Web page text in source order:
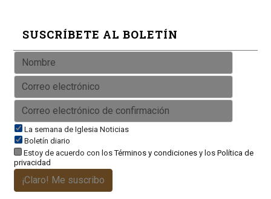
SUSCRÍBETE AL BOLETÍN
La semana de Iglesia Noticias
Boletín diario
Estoy de acuerdo con losTérminos y condicionesy los Política de
privacidad
¡Claro! Me suscribo